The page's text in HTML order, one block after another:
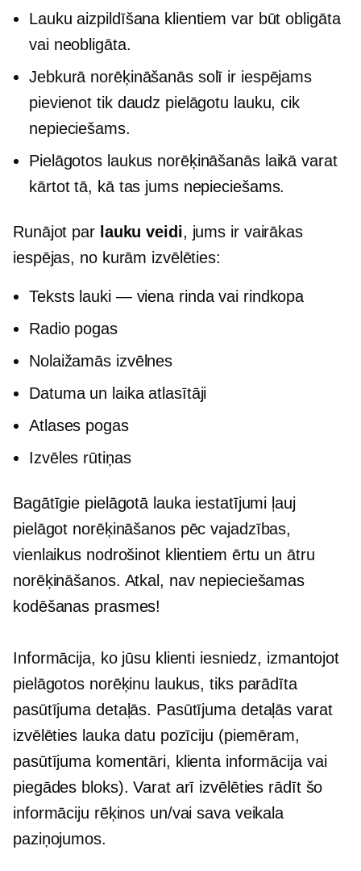
Lauku aizpildīšana klientiem var būt obligāta
vai neobligāta.
Jebkurā norēķināšanās solī ir iespējams
pievienot tik daudz pielāgotu lauku, cik
nepieciešams.
Pielāgotos laukus norēķināšanās laikā varat
kārtot tā, kā tas jums nepieciešams.
Runājot par lauku veidi, jums ir vairākas
iespējas, no kurām izvēlēties:
Teksts lauki — viena rindavai rindkopa
Radio pogas
Nolaižamās izvēlnes
Datuma un laika atlasītāji
Atlases pogas
Izvēles rūtiņas
Bagātīgie pielāgotā lauka iestatījumi ļauj
pielāgot norēķināšanos pēc vajadzības,
vienlaikus nodrošinot klientiem ērtu un ātru
norēķināšanos. Atkal, nav nepieciešamas
kodēšanas prasmes!
Informācija, ko jūsu klienti iesniedz, izmantojot
pielāgotos norēķinu laukus, tiks parādīta
pasūtījuma detaļās. Pasūtījuma detaļās varat
izvēlēties lauka datu pozīciju (piemēram,
pasūtījuma komentāri, klienta informācija vai
piegādes bloks). Varat arī izvēlēties rādīt šo
informāciju rēķinos un/vai sava veikala
paziņojumos.